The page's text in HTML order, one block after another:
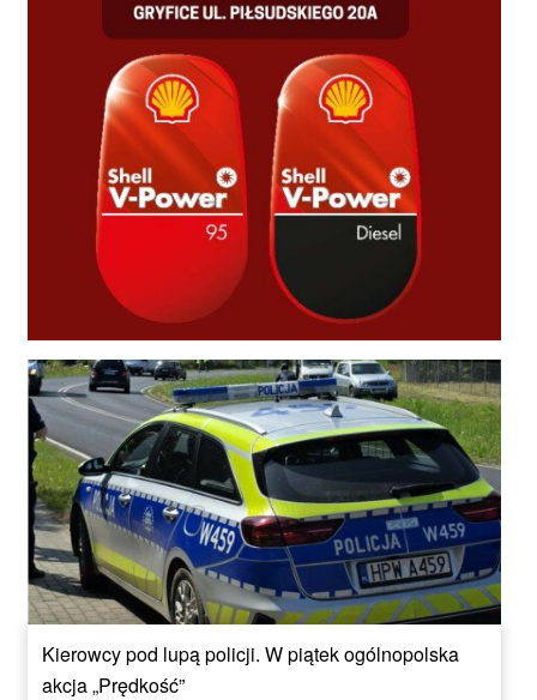
Kierowcy pod lupą policji. W piątek ogólnopolska
akcja „Prędkość”